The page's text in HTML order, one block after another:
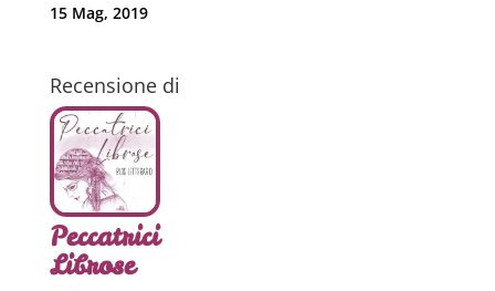
15 Mag, 2019
Recensione di
Peccatrici
Librose